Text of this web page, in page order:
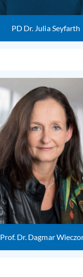
PD Dr. Julia Seyfarth
Prof. Dr. Dagmar